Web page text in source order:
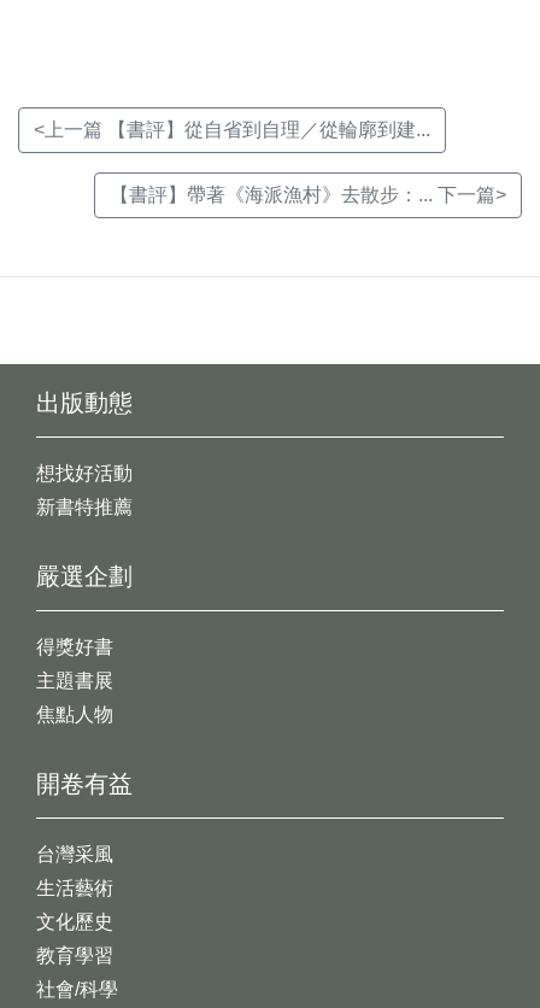
<上一篇 【書評】從自省到自理／從輪廓到建...
【書評】帶著《海派漁村》去散步：... 下一篇>
出版動態
想找好活動
新書特推薦
開卷有益
台灣采風
生活藝術
文化歷史
教育學習
社會/科學
嚴選企劃
得獎好書
主題書展
焦點人物